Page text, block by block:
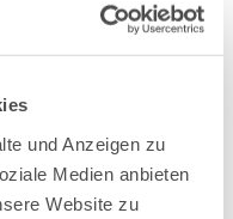
und Anzeigen zu
Medien anbieten
Website zu
und
berufsbegleitende
B. in der